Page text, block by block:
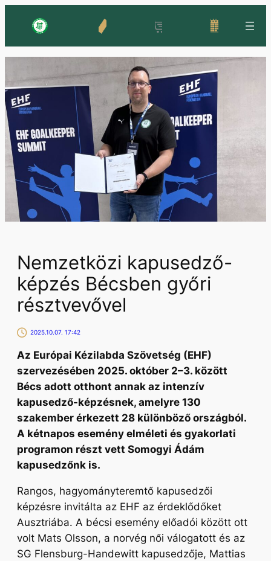
tartalomhoz
Nemzetközi kapusedző-
képzés Bécsben győri
résztvevővel
2025.10.07. 17:42
Az Európai Kézilabda Szövetség (EHF)
szervezésében 2025. október 2–3. között
Bécs adott otthont annak az intenzív
kapusedző-képzésnek, amelyre 130
szakember érkezett 28 különböző országból.
A kétnapos esemény elméleti és gyakorlati
programon részt vett Somogyi Ádám
kapusedzőnk is.
Rangos, hagyományteremtő kapusedzői
képzésre invitálta az EHF az érdeklődőket
Ausztriába. A bécsi esemény előadói között ott
volt Mats Olsson, a norvég női válogatott és az
SG Flensburg-Handewitt kapusedzője, Mattias